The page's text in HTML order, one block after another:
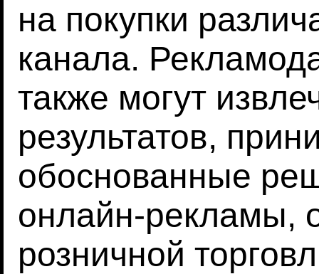
на покупки
канала.
также могут
результатов,
обоснованные
онлайн-рекламы,
розничной